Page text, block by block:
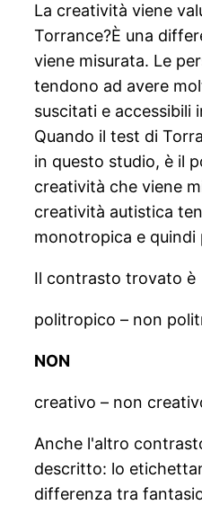
La creatività viene
Torrance?È una
viene misurata. Le
tendono ad avere
suscitati e accessibili
Quando il test di
in questo studio, è il
creatività che viene
creatività autistica
monotropica e quindi
Il contrasto trovato è
politropico – non
NON
creativo – non
Anche l'altro
descritto: lo
differenza tra